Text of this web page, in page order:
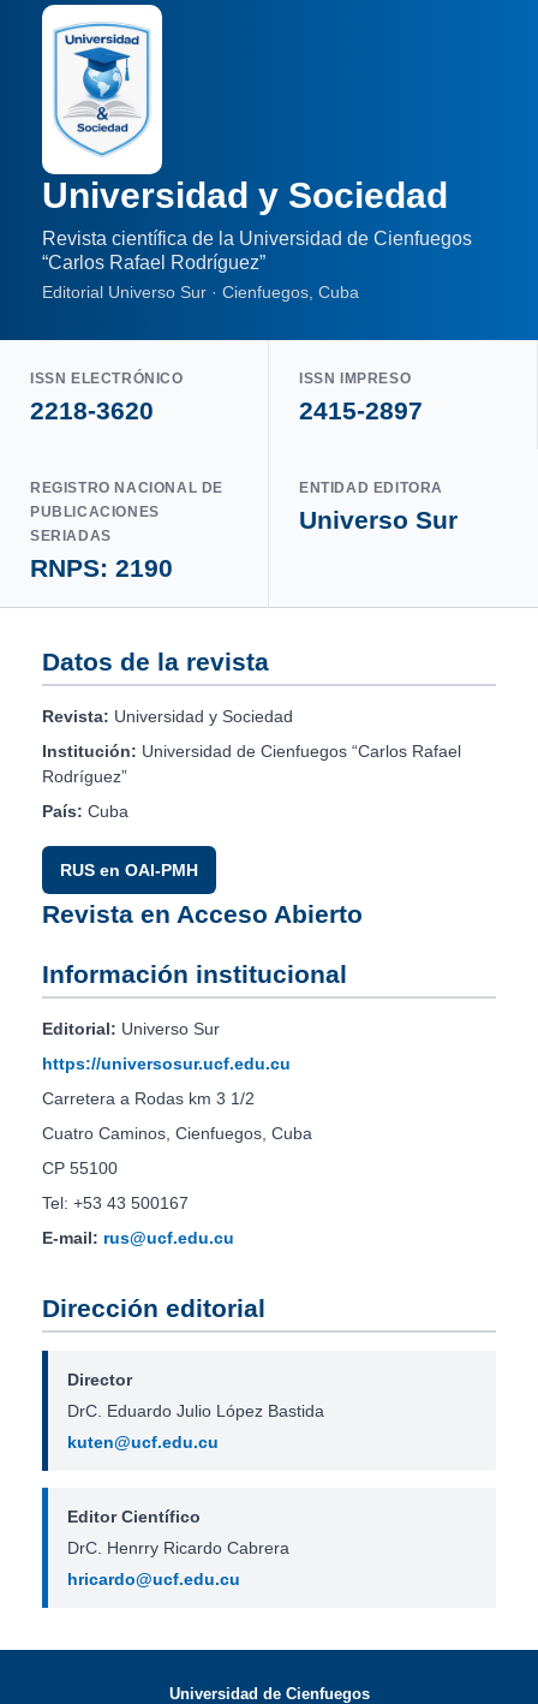
Universidad y Sociedad
Revista científica de la Universidad de Cienfuegos
“Carlos Rafael Rodríguez”
Editorial Universo Sur · Cienfuegos, Cuba
ISSN ELECTRÓNICO
2218-3620
ISSN IMPRESO
2415-2897
REGISTRO NACIONAL DE
PUBLICACIONES
SERIADAS
RNPS: 2190
ENTIDAD EDITORA
Universo Sur
Datos de la revista
Revista: Universidad y Sociedad
Institución: Universidad de Cienfuegos “Carlos Rafael
Rodríguez”
País: Cuba
RUS en OAI-PMH
Revista en Acceso Abierto
Información institucional
Editorial: Universo Sur
https://universosur.ucf.edu.cu
Carretera a Rodas km 3 1/2
Cuatro Caminos, Cienfuegos, Cuba
CP 55100
Tel: +53 43 500167
E-mail: rus@ucf.edu.cu
Dirección editorial
Director
DrC. Eduardo Julio López Bastida
kuten@ucf.edu.cu
Editor Científico
DrC. Henrry Ricardo Cabrera
hricardo@ucf.edu.cu
Universidad de Cienfuegos